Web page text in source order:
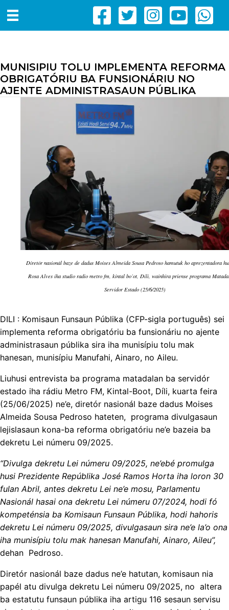
MUNISIPIU TOLU IMPLEMENTA REFORMA
OBRIGATÓRIU BA FUNSIONÁRIU NO
AJENTE ADMINISTRASAUN PÚBLIKA
Diretór nasionál baze de dadus Moises Almeida Sousa Pedroso hamutuk ho aprezentadora
Rosa Alves iha studio radio metro fm, kintal bo’ot, Dili, wainhira priense programa
Servidor Estado (25/6/2025)
DILI : Komisaun Funsaun Públika (CFP-sigla português) sei
implementa reforma obrigatóriu ba funsionáriu no ajente
administrasaun públika sira iha munisípiu tolu mak
hanesan, munisípiu Manufahi, Ainaro, no Aileu.
Liuhusi entrevista ba programa matadalan ba servidór
estado iha rádiu Metro FM, Kintal-Boot, Díli, kuarta feira
(25/06/2025) ne’e, diretór nasionál baze dadus Moises
Almeida Sousa Pedroso hateten, programa divulgasaun
lejislasaun kona-ba reforma obrigatóriu ne’e bazeia ba
dekretu Lei númeru 09/2025.
“Divulga dekretu Lei númeru 09/2025, ne’ebé promulga
husi Prezidente Repúblika José Ramos Horta iha loron 30
fulan Abril, antes dekretu Lei ne’e mosu, Parlamentu
Nasionál hasai ona dekretu Lei númeru 07/2024, hodi fó
kompeténsia ba Komisaun Funsaun Públika, hodi hahoris
dekretu Lei númeru 09/2025, divulgasaun sira ne’e la’o ona
iha munisípiu tolu mak hanesan Manufahi, Ainaro, Aileu”,
dehan Pedroso.
Diretór nasionál baze dadus ne’e hatutan, komisaun nia
papél atu divulga dekretu Lei númeru 09/2025, no altera
ba estatutu funsaun públika iha artigu 116 sesaun servisu